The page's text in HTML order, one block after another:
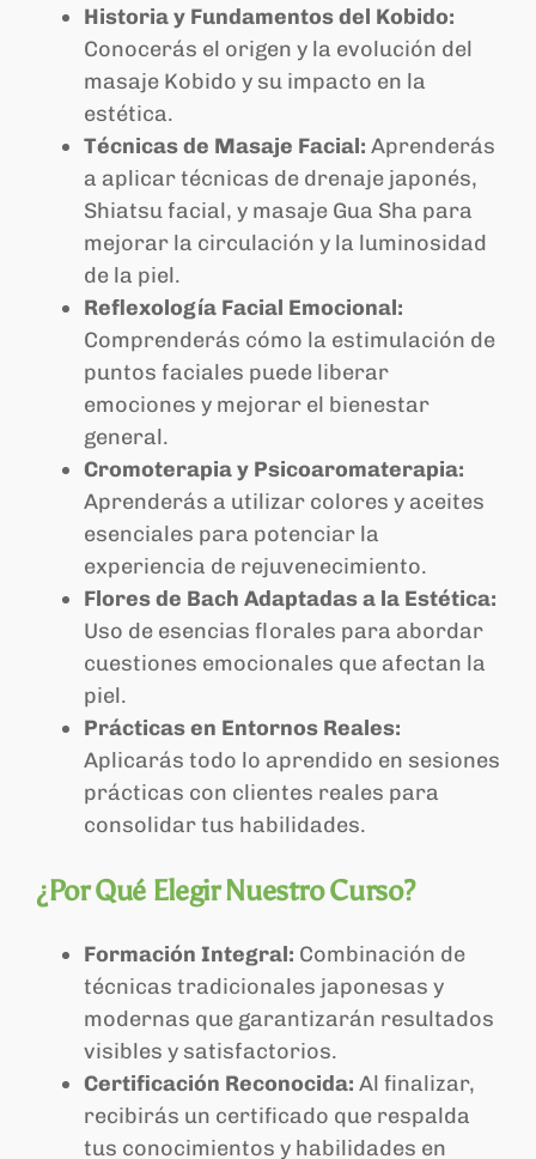
Historia y Fundamentos del Kobido:
Conocerás el origen y la evolución del
masaje Kobido y su impacto en la
estética.
Técnicas de Masaje Facial: Aprenderás
a aplicar técnicas de drenaje japonés,
Shiatsu facial, y masaje Gua Sha para
mejorar la circulación y la luminosidad
de la piel.
Reflexología Facial Emocional:
Comprenderás cómo la estimulación de
puntos faciales puede liberar
emociones y mejorar el bienestar
general.
Cromoterapia y Psicoaromaterapia:
Aprenderás a utilizar colores y aceites
esenciales para potenciar la
experiencia de rejuvenecimiento.
Flores de Bach Adaptadas a la Estética:
Uso de esencias florales para abordar
cuestiones emocionales que afectan la
piel.
Prácticas en Entornos Reales:
Aplicarás todo lo aprendido en sesiones
prácticas con clientes reales para
consolidar tus habilidades.
¿Por Qué Elegir Nuestro Curso?
Formación Integral: Combinación de
técnicas tradicionales japonesas y
modernas que garantizarán resultados
visibles y satisfactorios.
Certificación Reconocida: Al finalizar,
recibirás un certificado que respalda
tus conocimientos y habilidades en